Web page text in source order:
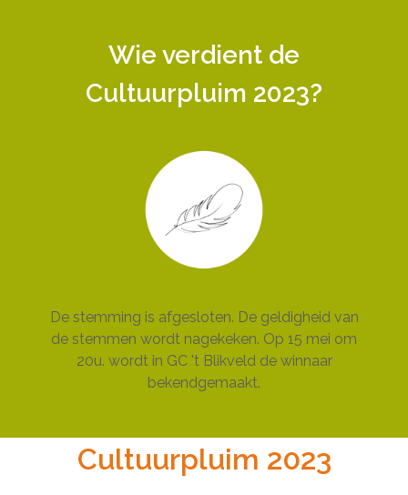
Wie verdient de
Cultuurpluim 2023?
De stemming is afgesloten. De geldigheid van
de stemmen wordt nagekeken. Op 15 mei om
20u. wordt in GC 't Blikveld de winnaar
bekendgemaakt.
Cultuurpluim 2023